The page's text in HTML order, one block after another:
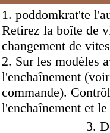
1. poddomkrat'te
Retirez la boîte de
changement de
2. Sur les modèles
l'enchaînement
commande).
l'enchaînement et
3.